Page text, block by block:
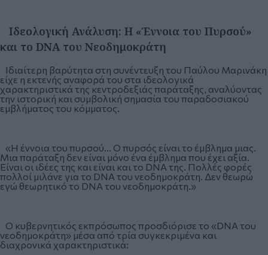
Ιδεολογική Ανάλυση: Η «Έννοια του Πυρσού»
και το DNA του Νεοδημοκράτη
Ιδιαίτερη βαρύτητα στη συνέντευξη του Παύλου Μαρινάκη
είχε η εκτενής αναφορά του στα ιδεολογικά
χαρακτηριστικά της κεντροδεξιάς παράταξης, αναλύοντας
την ιστορική και συμβολική σημασία του παραδοσιακού
εμβλήματος του κόμματος.
«Η έννοια του πυρσού... Ο πυρσός είναι το έμβλημα μιας.
Μια παράταξη δεν είναι μόνο ένα έμβλημα που έχει αξία.
Είναι οι ιδέες της και είναι και το DNA της. Πολλές φορές
πολλοί μιλάνε για το DNA του νεοδημοκράτη. Δεν θεωρώ
εγώ θεωρητικό το DNA του νεοδημοκράτη.»
Ο κυβερνητικός εκπρόσωπος προσδιόρισε το «DNA του
νεοδημοκράτη» μέσα από τρία συγκεκριμένα και
διαχρονικά χαρακτηριστικά: